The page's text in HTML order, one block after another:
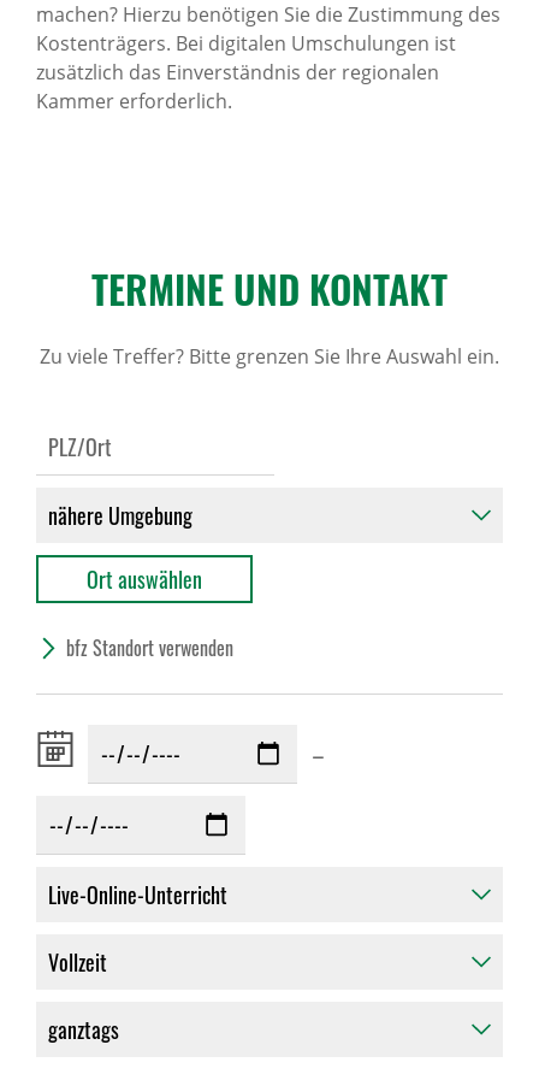
machen? Hierzu benötigen Sie die Zustimmung des
Kostenträgers. Bei digitalen Umschulungen ist
zusätzlich das Einverständnis der regionalen
Kammer erforderlich.
TERMINE UND KONTAKT
Zu viele Treffer? Bitte grenzen Sie Ihre Auswahl ein.
bfz Standort verwenden
Zeitraum
von:
–